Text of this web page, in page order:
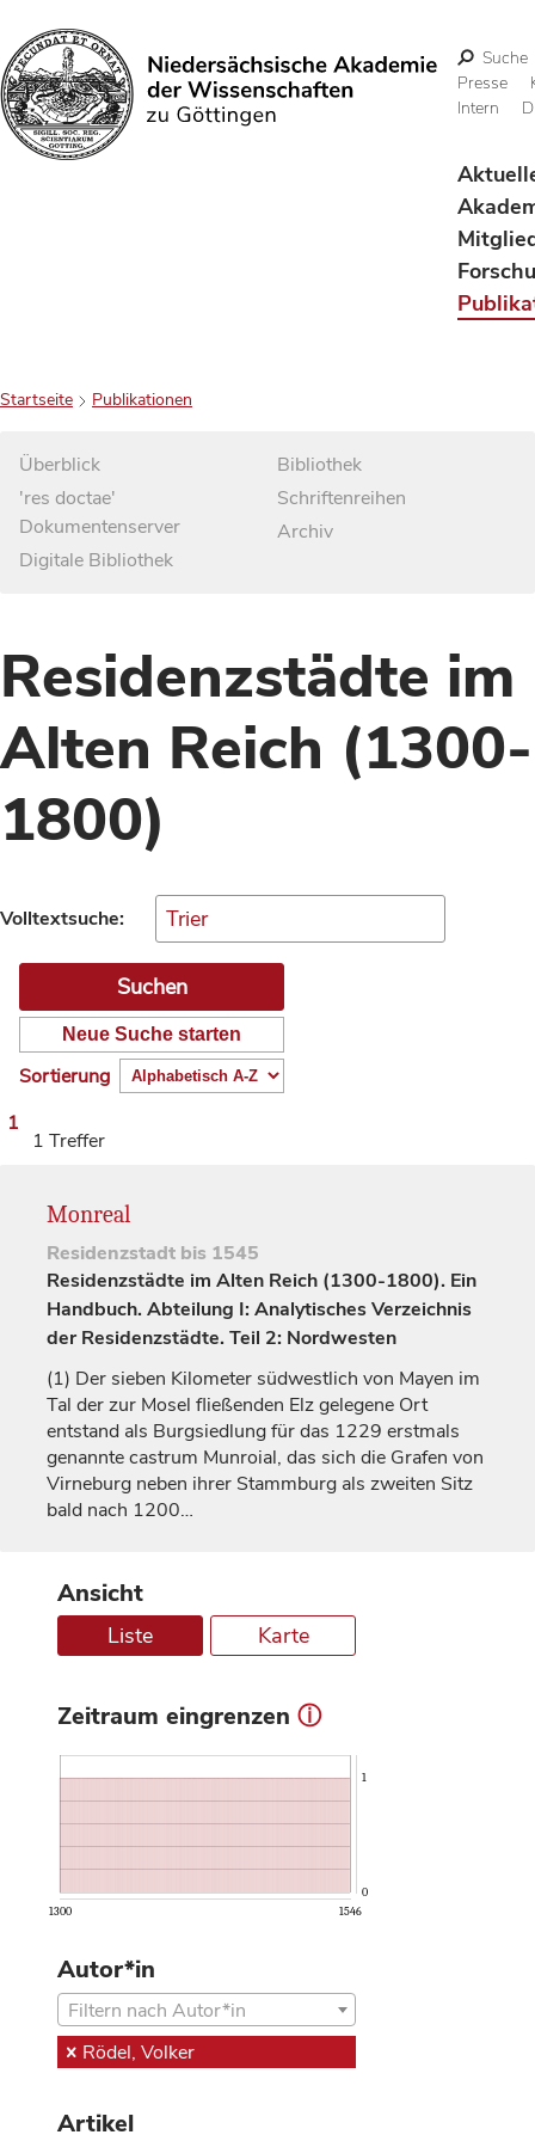
Suchen
Suche
Presse
Intern
Startseite Publikationen
Überblick
'res doctae'
Dokumentenserver
Digitale Bibliothek
Bibliothek
Schriftenreihen
Archiv
Residenzstädte im
Alten Reich (1300-
1800)
Volltextsuche:
Neue Suche starten
Sortierung
1
1 Treffer
Monreal
Residenzstadt bis 1545
Residenzstädte im Alten Reich (1300-1800). Ein
Handbuch. Abteilung I: Analytisches Verzeichnis
der Residenzstädte. Teil 2: Nordwesten
(1) Der sieben Kilometer südwestlich von Mayen im
Tal der zur Mosel fließenden Elz gelegene Ort
entstand als Burgsiedlung für das 1229 erstmals
genanntecastrum Munroial, das sich die Grafen von
Virneburg neben ihrer Stammburg als zweiten Sitz
bald nach 1200…
Ansicht
Liste Karte
Zeitraum eingrenzen ⓘ
1300 1546
0
1
Autor*in
Filtern nach Autor*in
Rödel, Volker
Artikel